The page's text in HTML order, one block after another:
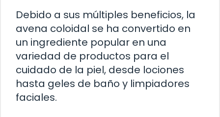
Debido a sus múltiples beneficios, la
avena coloidal se ha convertido en
un ingrediente popular en una
variedad de productos para el
cuidado de la piel, desde lociones
hasta geles de baño y limpiadores
faciales.